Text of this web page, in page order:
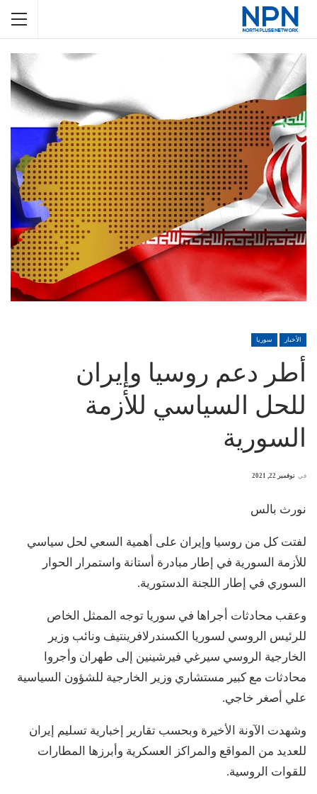
الأخبار سوريا
أطر دعم روسيا وإيران
للحل السياسي للأزمة
السورية
في نوفمبر 22, 2021
نورث بالس
لفتت كل من روسيا وإيران على أهمية السعي لحل سياسي
للأزمة السورية في إطار مبادرة أستانة واستمرار الحوار
السوري في إطار اللجنة الدستورية.
وعقب محادثات أجراها في سوريا توجه الممثل الخاص
للرئيس الروسي لسوريا الكسندرلافرينتيف ونائب وزير
الخارجية الروسي سيرغي فيرشينين إلى طهران وأجروا
محادثات مع كبير مستشاري وزير الخارجية للشؤون السياسية
علي أصغر خاجي.
وشهدت الآونة الأخيرة وبحسب تقارير إخبارية تسليم إيران
للعديد من المواقع والمراكز العسكرية وأبرزها المطارات
للقوات الروسية.